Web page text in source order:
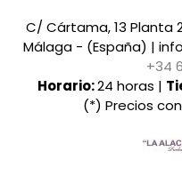
C/ Cártama, 13 Planta
Málaga - (España) |
+34
Horario:24 horas |
(*) Precios